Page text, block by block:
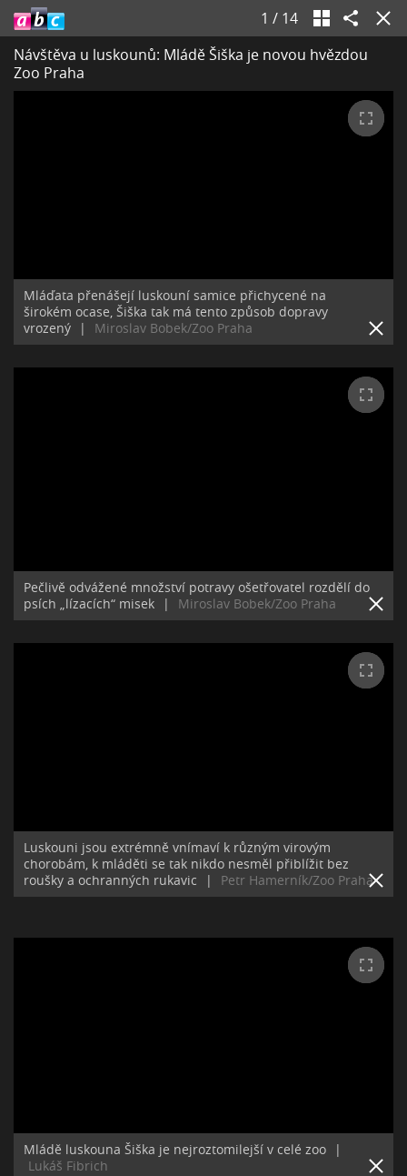
1 / 14
Návštěva u luskounů: Mládě Šiška je novou hvězdou
Zoo Praha
Mláďata přenášejí luskouní samice přichycené na
širokém ocase, Šiška tak má tento způsob dopravy
vrozený
| Miroslav Bobek/Zoo Praha
Pečlivě odvážené množství potravy ošetřovatel rozdělí do
psích „lízacích“ misek
| Miroslav Bobek/Zoo Praha
Luskouni jsou extrémně vnímaví k různým virovým
chorobám, k mláděti se tak nikdo nesměl přiblížit bez
roušky a ochranných rukavic
| Petr Hamerník/Zoo Praha
Mládě luskouna Šiška je nejroztomilejší v celé zoo
|
Lukáš Fibrich